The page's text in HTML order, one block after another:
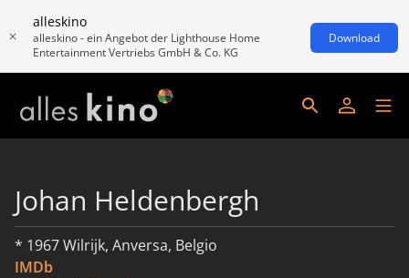
alleskino
alleskino - ein Angebot der Lighthouse Home
Entertainment Vertriebs GmbH & Co. KG
Download
Johan Heldenbergh
* 1967 Wilrijk, Anversa, Belgio
IMDb